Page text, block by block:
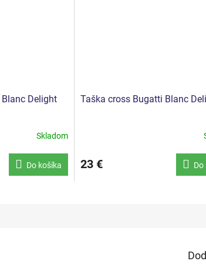
Delight
Skladom
Do košíka
Taška cross Bugatti Blanc
23 € Do